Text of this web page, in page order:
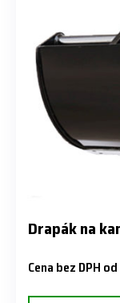
Drapák na
Cena bez DPH od